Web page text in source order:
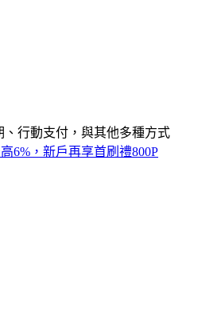
、行動支付，與其他多種方式
6%，新戶再享首刷禮800P